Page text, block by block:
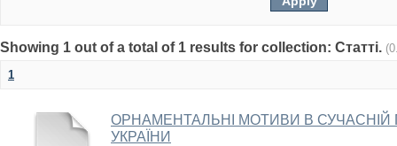
Showing 1 out of a total of 1 results for collection: Статті.
1
ОРНАМЕНТАЛЬНІ МОТИВИ В СУЧАСНІЙ
УКРАЇНИ